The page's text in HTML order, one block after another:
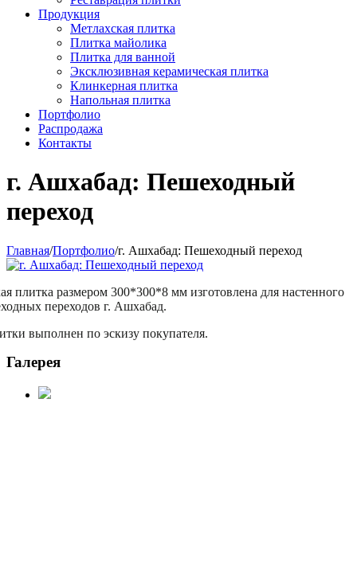
Продукция
Метлахская плитка
Плитка майолика
Плитка для ванной
Эксклюзивная керамическая плитка
Клинкерная плитка
Напольная плитка
Портфолио
Распродажа
Контакты
г. Ашхабад: Пешеходный
переход
Главная/Портфолио/г. Ашхабад: Пешеходный переход
плитка размером 300*300*8 мм изготовлена для настенного
переходов г. Ашхабад.
выполнен по эскизу покупателя.
Галерея